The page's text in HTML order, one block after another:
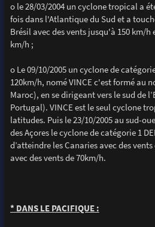
o le 28/03/2004 un cyclone tropical a
fois dans l'Atlantique du Sud et a
Brésil avec des vents jusqu'à 150 km/h
km/h ;
o Le 09/10/2005 un cyclone de
120km/h, nomé VINCE c'est formé au
Maroc), en se dirigeant vers le sud de
Portugal). VINCE est le seul cyclone
latitudes. Puis le 23/10/2005 au sud-
des Açores le cyclone de catégorie 1
d’atteindre les Canaries avec des
avec des vents de 70km/h.
* DANS LE PACIFIQUE :